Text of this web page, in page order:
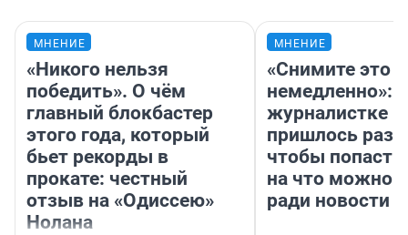
МНЕНИЕ
«Никого нельзя
победить». О чём
главный блокбастер
этого года, который
бьет рекорды в
прокате: честный
отзыв на «Одиссею»
Нолана
МНЕНИЕ
«Снимите это
немедленно»:
журналистке
пришлось
чтобы попасть
на что можно
ради новости